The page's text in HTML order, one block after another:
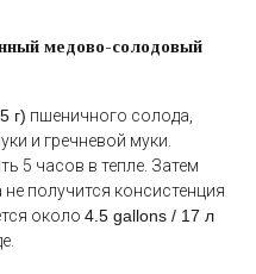
медово-солодовый
г) пшеничного солода,
и гречневой муки.
5 часов в тепле. Затем
получится консистенция
около 4.5 gallons / 17 л